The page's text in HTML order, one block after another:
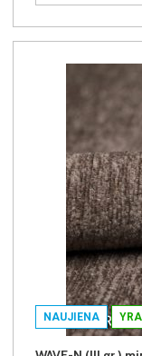
NAUJIENA